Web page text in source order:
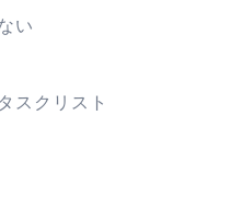
い
スクリスト